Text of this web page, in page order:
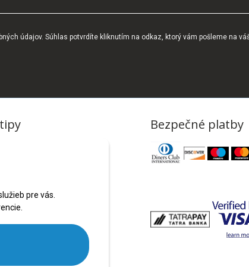
pre vás.
údajov. Súhlas potvrdíte kliknutím na odkaz, ktorý vám pošleme na
Bezpečné platby